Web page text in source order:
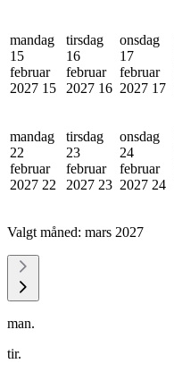
mandag
15
februar
2027 15
tirsdag
16
februar
2027 16
onsdag
17
februar
2027 17
mandag
22
februar
2027 22
tirsdag
23
februar
2027 23
onsdag
24
februar
2027 24
Valgt måned: mars 2027
man.
tir.